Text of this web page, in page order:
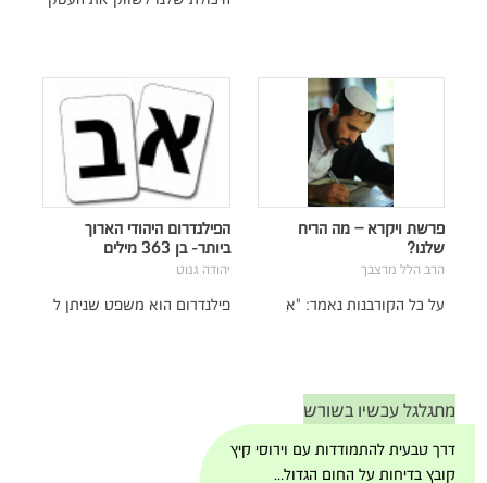
פרשת ויקרא – מה הריח
שלנו?
הרב הלל מרצבך
על כל הקורבנות נאמר: "אִ
הפילנדרום היהודי הארוך
ביותר- בן 363 מילים
יהודה גנוט
פילנדרום הוא משפט שניתן ל
מתגלגל עכשיו בשורש
דרך טבעית להתמודדות עם וירוסי קיץ
קובץ בדיחות על החום הגדול...